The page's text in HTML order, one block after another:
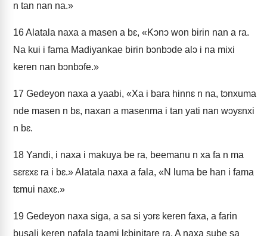
n tan nan na.»
16Alatala naxa a masen a bɛ, «Kɔnɔ won birin nan a ra.
Na kui i fama Madiyankae birin bɔnbɔde alɔ i na mixi
keren nan bɔnbɔfe.»
17 Gedeyon naxa a yaabi, «Xa i bara hinnɛ n na, tɔnxuma
nde masen n bɛ, naxan a masenma i tan yati nan wɔyɛnxi
n bɛ.
18 Yandi, i naxa i makuya be ra, beemanu n xa fa n ma
sɛrɛxɛ ra i bɛ.» Alatala naxa a fala, «N luma be han i fama
tɛmui naxɛ.»
19 Gedeyon naxa siga, a sa si yɔrɛ keren faxa, a farin
busali keren nafala taami lɛbinitare ra. A naxa sube sa